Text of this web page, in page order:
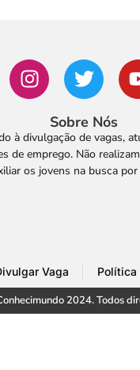
Sobre Nós
à divulgação de vagas,
de emprego. Não
os jovens na busca
Vaga Política
2024. Todos